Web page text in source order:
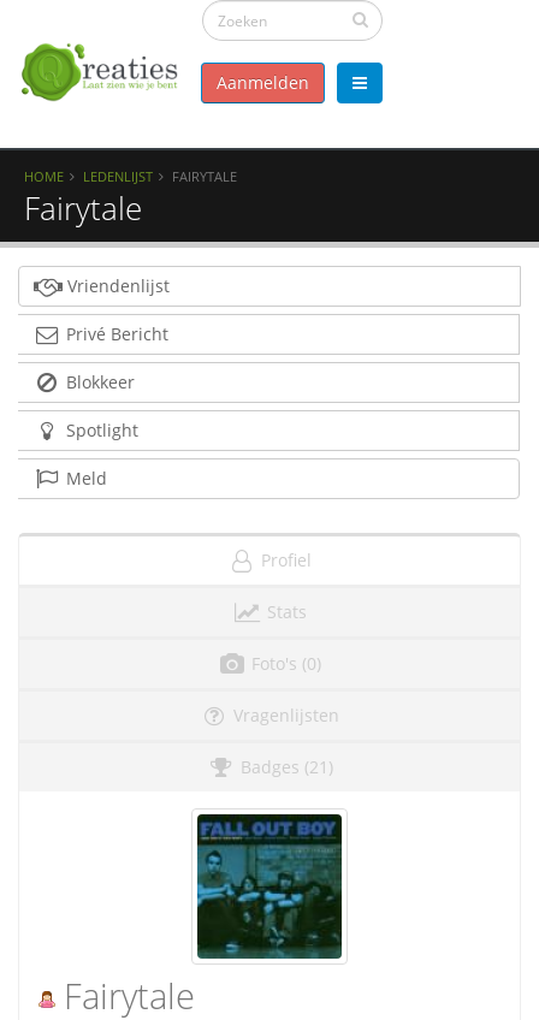
Aanmelden
HOME LEDENLIJST FAIRYTALE
Fairytale
Vriendenlijst
Privé Bericht
Blokkeer
Spotlight
Meld
Profiel
Stats
Foto's (0)
Vragenlijsten
Badges (21)
Fairytale